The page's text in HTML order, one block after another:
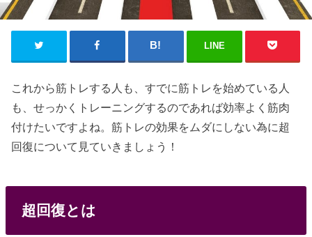
LINE
これから筋トレする人も、すでに筋トレを始めている人
も、せっかくトレーニングするのであれば効率よく筋肉
付けたいですよね。筋トレの効果をムダにしない為に超
回復について見ていきましょう！
超回復とは